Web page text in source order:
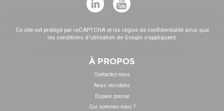
Ce site est protégé par reCAPTCHA et les règles de confidentialitéainsi que
les conditions d'utilisation de Google s'appliquent.
À PROPOS
Contactez-nous
Nous recrutons
Espace presse
Qui sommes-nous ?